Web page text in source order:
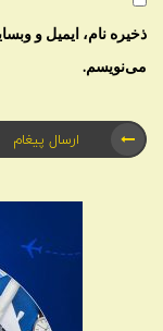
ذخیره نام، ایمیل و
می‌نویسم.
ارسال پیغام